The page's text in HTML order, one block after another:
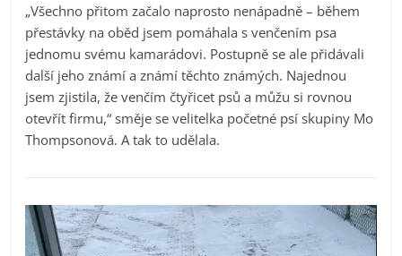
„Všechno přitom začalo naprosto nenápadně – během
přestávky na oběd jsem pomáhala s venčením psa
jednomu svému kamarádovi. Postupně se ale přidávali
další jeho známí a známí těchto známých. Najednou
jsem zjistila, že venčím čtyřicet psů a můžu si rovnou
otevřít firmu,“ směje se velitelka početné psí skupiny Mo
Thompsonová. A tak to udělala.
Video
přehrávač